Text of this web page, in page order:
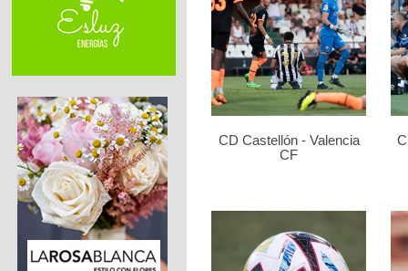
CD Castellón - Valencia
CF